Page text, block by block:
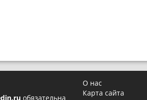
обязательна
О нас
Карта сайта